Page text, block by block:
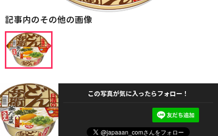
記事内のその他の画像
この写真が気に入ったらフォロー！